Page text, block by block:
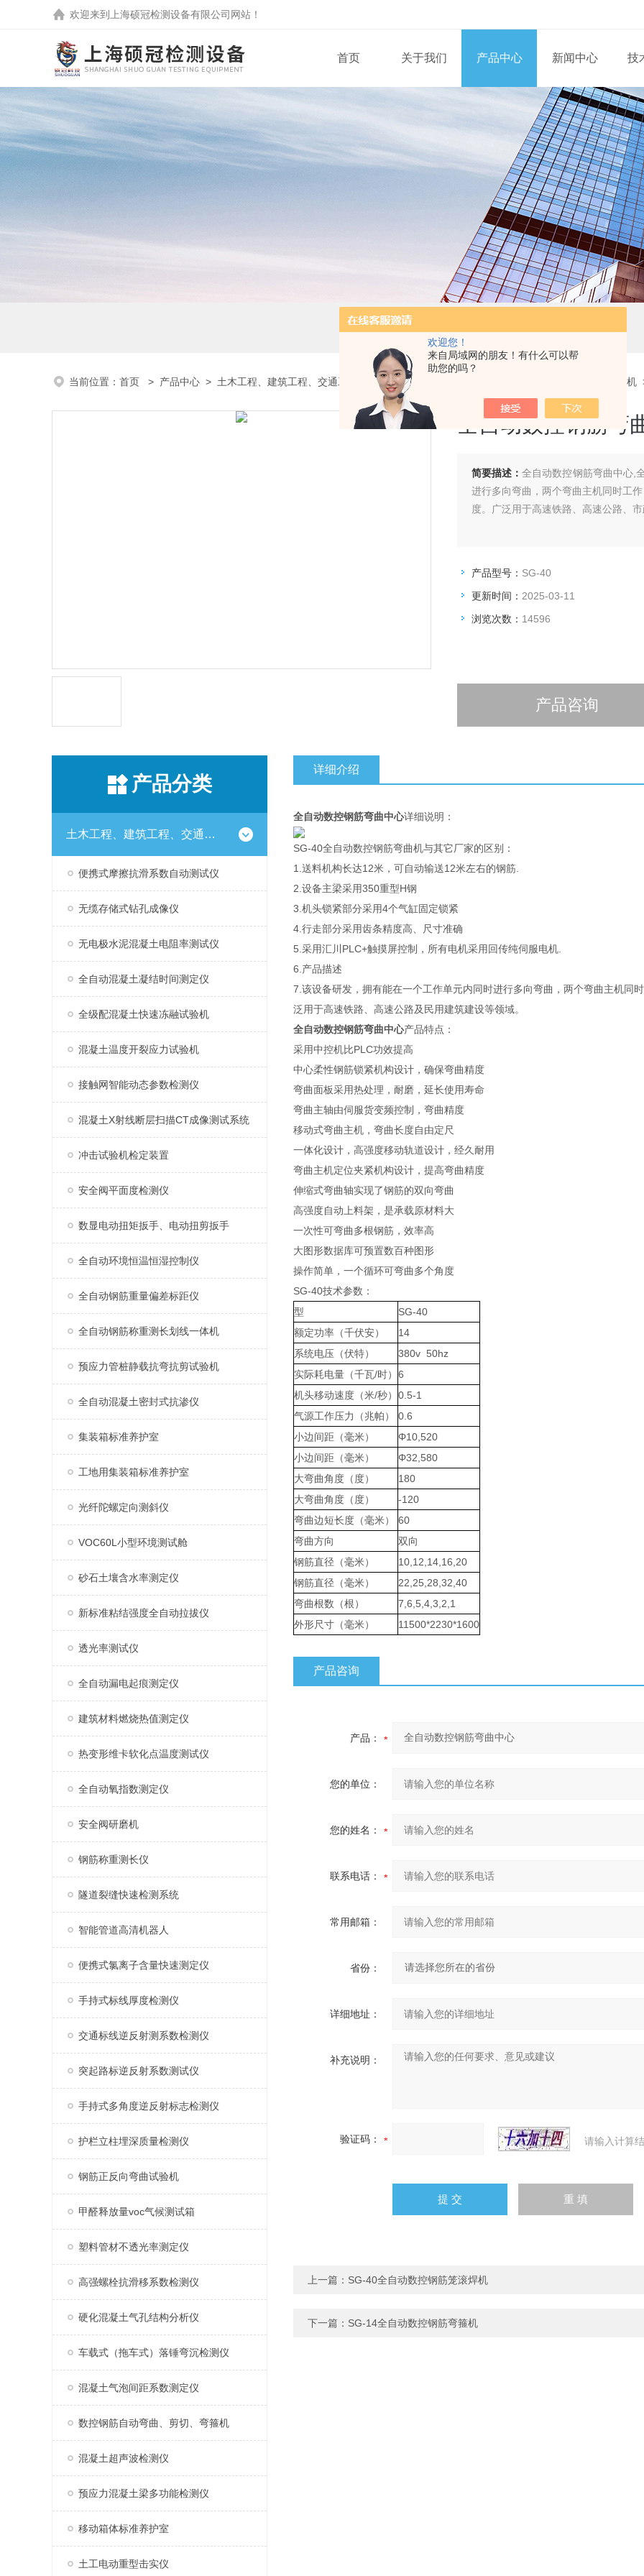
欢迎您！
来自局域网的朋友！有什么可以帮
助您的吗？
欢迎来到 上海硕冠检测设备有限公司 网站！
首页 关于我们 产品中心 新闻中心 技
当前位置： 首页 > 产品中心 > 土木工程、建筑工程、交通工程试验仪器设备系列 试验机、钢筋数控弯曲、弯箍机、滚焊机
全自动数控钢筋弯
简要描述： 全自动数控钢筋弯曲中心,
进行多向弯曲，两个弯曲主机同时工
度。广泛用于高速铁路、高速公路、
产品型号： SG-40
更新时间： 2025-03-11
浏览次数： 14596
产品咨询
产品分类
土木工程、建筑工程、交通工程试验仪器设备系列
便携式摩擦抗滑系数自动测试仪
无缆存储式钻孔成像仪
无电极水泥混凝土电阻率测试仪
全自动混凝土凝结时间测定仪
全级配混凝土快速冻融试验机
混凝土温度开裂应力试验机
接触网智能动态参数检测仪
混凝土X射线断层扫描CT成像测试系统
冲击试验机检定装置
安全阀平面度检测仪
数显电动扭矩扳手、电动扭剪扳手
全自动环境恒温恒湿控制仪
全自动钢筋重量偏差标距仪
全自动钢筋称重测长划线一体机
预应力管桩静载抗弯抗剪试验机
全自动混凝土密封式抗渗仪
集装箱标准养护室
工地用集装箱标准养护室
光纤陀螺定向测斜仪
VOC60L小型环境测试舱
砂石土壤含水率测定仪
新标准粘结强度全自动拉拔仪
透光率测试仪
全自动漏电起痕测定仪
建筑材料燃烧热值测定仪
热变形维卡软化点温度测试仪
全自动氧指数测定仪
安全阀研磨机
钢筋称重测长仪
隧道裂缝快速检测系统
智能管道高清机器人
便携式氯离子含量快速测定仪
手持式标线厚度检测仪
交通标线逆反射测系数检测仪
突起路标逆反射系数测试仪
手持式多角度逆反射标志检测仪
护栏立柱埋深质量检测仪
钢筋正反向弯曲试验机
甲醛释放量voc气候测试箱
塑料管材不透光率测定仪
高强螺栓抗滑移系数检测仪
硬化混凝土气孔结构分析仪
车载式（拖车式）落锤弯沉检测仪
混凝土气泡间距系数测定仪
数控钢筋自动弯曲、剪切、弯箍机
混凝土超声波检测仪
预应力混凝土梁多功能检测仪
移动箱体标准养护室
土工电动重型击实仪
详细介绍
全自动数控钢筋弯曲中心详细说明：
SG-40全自动数控钢筋弯曲机与其它厂家的区别：
1.送料机构长达12米，可自动输送12米左右的钢筋.
2.设备主梁采用350重型H钢
3.机头锁紧部分采用4个气缸固定锁紧
4.行走部分采用齿条精度高、尺寸准确
5.采用汇川PLC+触摸屏控制，所有电机采用回传纯伺服电机.
6.产品描述
7.该设备研发，拥有能在一个工作单元内同时进行多向弯曲，两个弯曲主机同
泛用于高速铁路、高速公路及民用建筑建设等领域。
全自动数控钢筋弯曲中心产品特点：
采用中控机比PLC功效提高
中心柔性钢筋锁紧机构设计，确保弯曲精度
弯曲面板采用热处理，耐磨，延长使用寿命
弯曲主轴由伺服货变频控制，弯曲精度
移动式弯曲主机，弯曲长度自由定尺
一体化设计，高强度移动轨道设计，经久耐用
弯曲主机定位夹紧机构设计，提高弯曲精度
伸缩式弯曲轴实现了钢筋的双向弯曲
高强度自动上料架，是承载原材料大
一次性可弯曲多根钢筋，效率高
大图形数据库可预置数百种图形
操作简单，一个循环可弯曲多个角度
SG-40技术参数：
型
SG-40
额定功率（千伏安）
14
系统电压（伏特）
380v 50hz
实际耗电量（千瓦/时） 6
机头移动速度（米/秒） 0.5-1
气源工作压力（兆帕）
0.6
小边间距（毫米）
Φ10,520
小边间距（毫米）
Φ32,580
大弯曲角度（度）
180
大弯曲角度（度）
-120
弯曲边短长度（毫米）
60
弯曲方向
双向
钢筋直径（毫米）
10,12,14,16,20
钢筋直径（毫米）
22,25,28,32,40
弯曲根数（根）
7,6,5,4,3,2,1
外形尺寸（毫米）
11500*2230*1600
产品咨询
产品：
您的单位：
您的姓名：
联系电话：
常用邮箱：
省份：
详细地址：
补充说明：
验证码： 请输入计算
上一篇： SG-40全自动数控钢筋笼滚焊机
下一篇： SG-14全自动数控钢筋弯箍机